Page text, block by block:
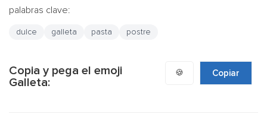
palabras clave:
dulce galleta pasta postre
Copia y pega el emoji
Galleta:
🍪 Copiar